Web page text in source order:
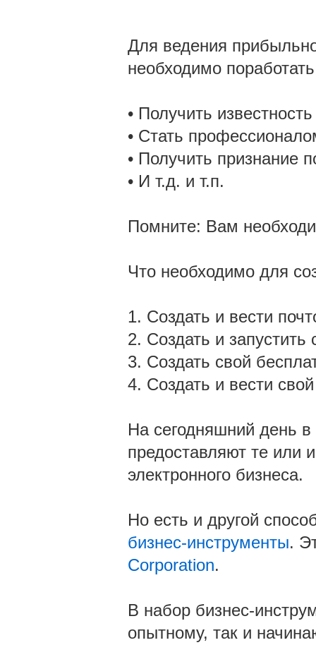
Для ведения
необходимо
• Получить
• Стать
• Получить признание
• И т.д. и т.п.
Помните: Вам
Что необходимо для
1. Создать и вести
2. Создать и запустить
3. Создать свой
4. Создать и вести
На сегодняшний день в
предоставляют те или
электронного бизнеса.
Но есть и другой
бизнес-инструменты.
Corporation.
В набор бизнес-
опытному, так и